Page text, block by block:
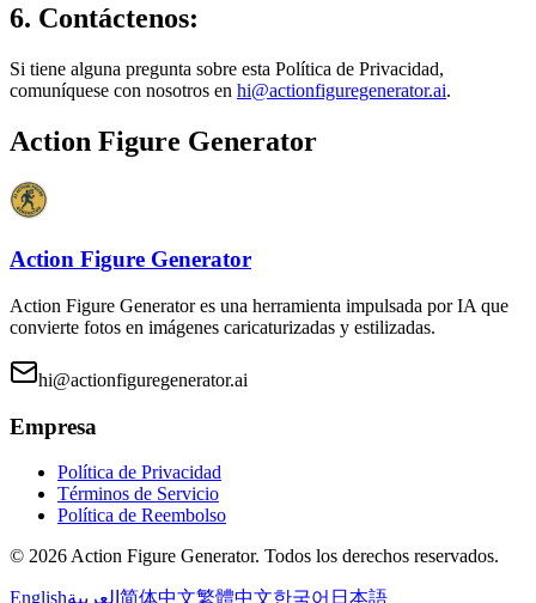
6. Contáctenos:
Si tiene alguna pregunta sobre esta Política de Privacidad,
comuníquese con nosotros en hi@actionfiguregenerator.ai.
Action Figure Generator
Action Figure Generator
Action Figure Generator es una herramienta impulsada por IA que
convierte fotos en imágenes caricaturizadas y estilizadas.
hi@actionfiguregenerator.ai
Empresa
Política de Privacidad
Términos de Servicio
Política de Reembolso
© 2026 Action Figure Generator. Todos los derechos reservados.
Englishالعربية 简体中文繁體中文한국어 日本語